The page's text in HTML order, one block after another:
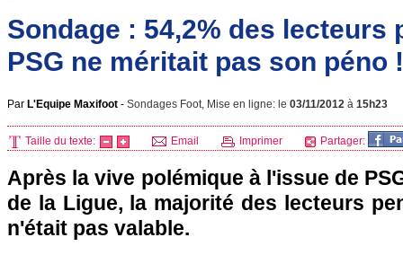
Sondage : 54,2% des lecteurs
PSG ne méritait pas son péno !
Par L'Equipe Maxifoot - Sondages Foot, Mise en ligne: le 03/11/2012 à 15h23
Taille du texte: Email Imprimer Partager:
Après la vive polémique à l'issue de
de la Ligue, la majorité des lecteurs
n'était pas valable.